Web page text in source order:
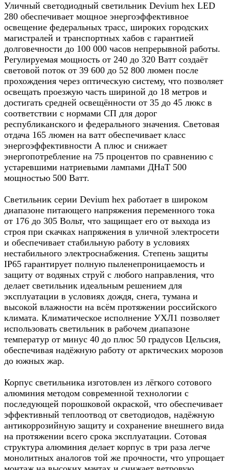
Уличный светодиодный светильник Devium hex LED
280 обеспечивает мощное энергоэффективное
освещение федеральных трасс, широких городских
магистралей и транспортных хабов с гарантией
долговечности до 100 000 часов непрерывной работы.
Регулируемая мощность от 240 до 320 Ватт создаёт
световой поток от 39 600 до 52 800 люмен после
прохождения через оптическую систему, что позволяет
освещать проезжую часть шириной до 18 метров и
достигать средней освещённости от 35 до 45 люкс в
соответствии с нормами СП для дорог
республиканского и федерального значения. Световая
отдача 165 люмен на ватт обеспечивает класс
энергоэффективности А плюс и снижает
энергопотребление на 75 процентов по сравнению с
устаревшими натриевыми лампами ДНаТ 500
мощностью 500 Ватт.​
Светильник серии Devium hex работает в широком
диапазоне питающего напряжения переменного тока
от 176 до 305 Вольт, что защищает его от выхода из
строя при скачках напряжения в уличной электросети
и обеспечивает стабильную работу в условиях
нестабильного электроснабжения. Степень защиты
IP65 гарантирует полную пыленепроницаемость и
защиту от водяных струй с любого направления, что
делает светильник идеальным решением для
эксплуатации в условиях дождя, снега, тумана и
высокой влажности на всём протяжении российского
климата. Климатическое исполнение УХЛ1 позволяет
использовать светильник в рабочем диапазоне
температур от минус 40 до плюс 50 градусов Цельсия,
обеспечивая надёжную работу от арктических морозов
до южных жар.​
Корпус светильника изготовлен из лёгкого сотового
алюминия методом современной технологии с
последующей порошковой окраской, что обеспечивает
эффективный теплоотвод от светодиодов, надёжную
антикоррозийную защиту и сохранение внешнего вида
на протяжении всего срока эксплуатации. Сотовая
структура алюминия делает корпус в три раза легче
монолитных аналогов той же прочности, что упрощает